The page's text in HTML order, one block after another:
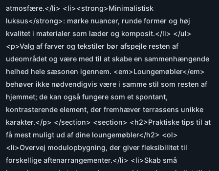
atmosfære.</li> <li><strong>Minimalistisk
luksus</strong>: mørke nuancer, runde former og høj
kvalitet i materialer som læder og komposit.</li> </ul>
<p>Valg af farver og tekstiler bør afspejle resten af
udeområdet og være med til at skabe en sammenhængende
helhed hele sæsonen igennem. <em>Loungemøbler</em>
behøver ikke nødvendigvis være i samme stil som resten af
hjemmet; de kan også fungere som et spontant,
kontrasterende element, der fremhæver terrassens unikke
karakter.</p> </section> <section> <h2>Praktiske tips til at
få mest muligt ud af dine loungemøbler</h2> <ol>
<li>Overvej modulopbygning, der giver fleksibilitet til
forskellige aftenarrangementer.</li> <li>Skab små